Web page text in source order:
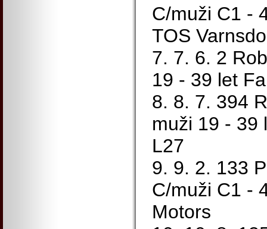
C/muži C1 -
TOS
7. 7. 6. 2
19 - 39 let
8. 8. 7. 394
muži 19 - 39
L27
9. 9. 2. 133
C/muži C1 -
Motors